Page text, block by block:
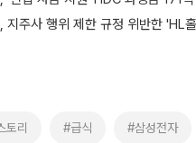
지주사 행위 제한 규정 위반한 'HL
토리 #급식 #삼성전자